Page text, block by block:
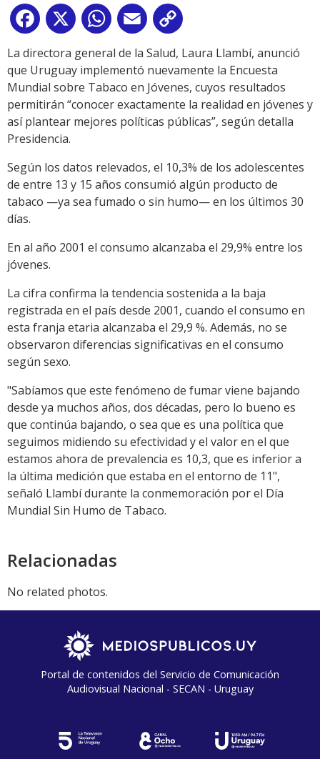
Facebook
X WhatsApp
Email
Link
La directora general de la Salud, Laura Llambí, anunció
que Uruguay implementó nuevamente la Encuesta
Mundial sobre Tabaco en Jóvenes, cuyos resultados
permitirán “conocer exactamente la realidad en jóvenes y
así plantear mejores políticas públicas”, según detalla
Presidencia.
Según los datos relevados, el 10,3% de los adolescentes
de entre 13 y 15 años consumió algún producto de
tabaco —ya sea fumado o sin humo— en los últimos 30
días.
En al año 2001 el consumo alcanzaba el 29,9% entre los
jóvenes.
La cifra confirma la tendencia sostenida a la baja
registrada en el país desde 2001, cuando el consumo en
esta franja etaria alcanzaba el 29,9 %. Además, no se
observaron diferencias significativas en el consumo
según sexo.
"Sabíamos que este fenómeno de fumar viene bajando
desde ya muchos años, dos décadas, pero lo bueno es
que continúa bajando, o sea que es una política que
seguimos midiendo su efectividad y el valor en el que
estamos ahora de prevalencia es 10,3, que es inferior a
la última medición que estaba en el entorno de 11",
señaló Llambí durante la conmemoración por el Día
Mundial Sin Humo de Tabaco.
Relacionadas
No related photos.
Portal de contenidos del Servicio de Comunicación
Audiovisual Nacional - SECAN - Uruguay